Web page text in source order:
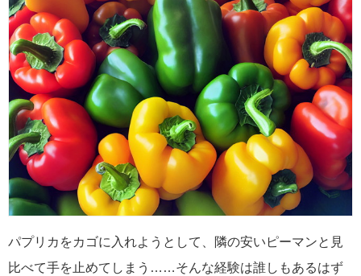
パプリカをカゴに入れようとして、隣の安いピーマンと見
比べて手を止めてしまう……そんな経験は誰しもあるはず